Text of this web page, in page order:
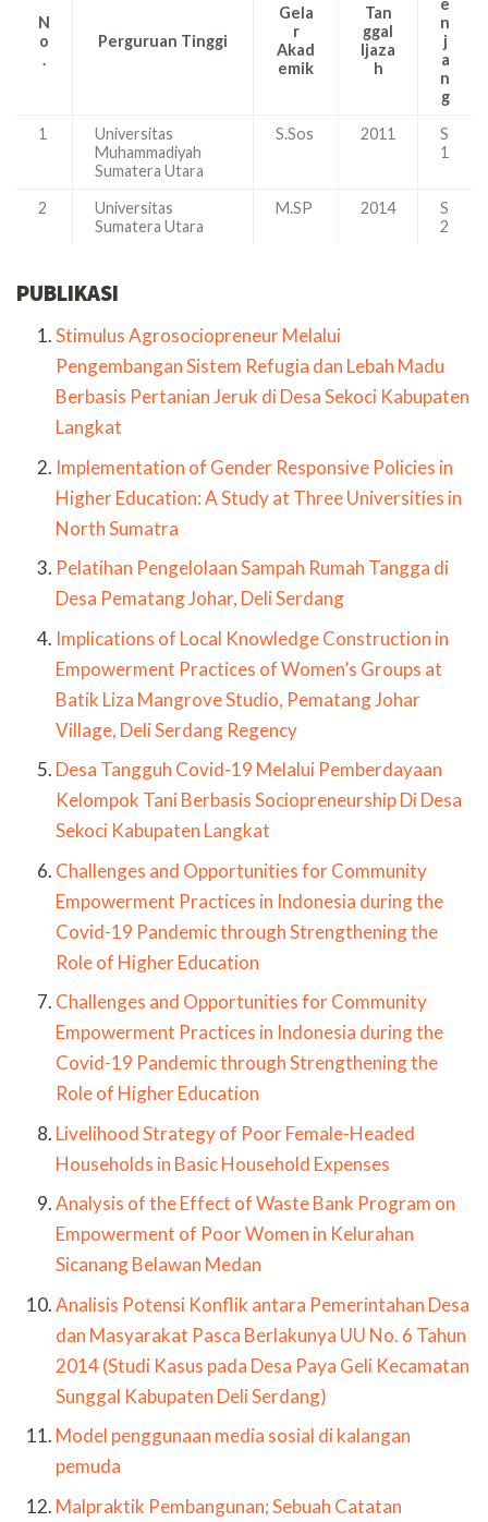
N
o
.
Perguruan Tinggi
Gela
r
Akad
emik
Tan
ggal
Ijaza
h
e
n
j
a
n
g
1
Universitas
Muhammadiyah
Sumatera Utara
S.Sos 2011
S
1
2
Universitas
Sumatera Utara
M.SP 2014
S
2
PUBLIKASI
Stimulus Agrosociopreneur Melalui
Pengembangan Sistem Refugia dan Lebah Madu
Berbasis Pertanian Jeruk di Desa Sekoci Kabupaten
Langkat
Implementation of Gender Responsive Policies in
Higher Education: A Study at Three Universities in
North Sumatra
Pelatihan Pengelolaan Sampah Rumah Tangga di
Desa Pematang Johar, Deli Serdang
Implications of Local Knowledge Construction in
Empowerment Practices of Women’s Groups at
Batik Liza Mangrove Studio, Pematang Johar
Village, Deli Serdang Regency
Desa Tangguh Covid-19 Melalui Pemberdayaan
Kelompok Tani Berbasis Sociopreneurship Di Desa
Sekoci Kabupaten Langkat
Challenges and Opportunities for Community
Empowerment Practices in Indonesia during the
Covid-19 Pandemic through Strengthening the
Role of Higher Education
Challenges and Opportunities for Community
Empowerment Practices in Indonesia during the
Covid-19 Pandemic through Strengthening the
Role of Higher Education
Livelihood Strategy of Poor Female-Headed
Households in Basic Household Expenses
Analysis of the Effect of Waste Bank Program on
Empowerment of Poor Women in Kelurahan
Sicanang Belawan Medan
Analisis Potensi Konflik antara Pemerintahan Desa
dan Masyarakat Pasca Berlakunya UU No. 6 Tahun
2014 (Studi Kasus pada Desa Paya Geli Kecamatan
Sunggal Kabupaten Deli Serdang)
Model penggunaan media sosial di kalangan
pemuda
Malpraktik Pembangunan; Sebuah Catatan